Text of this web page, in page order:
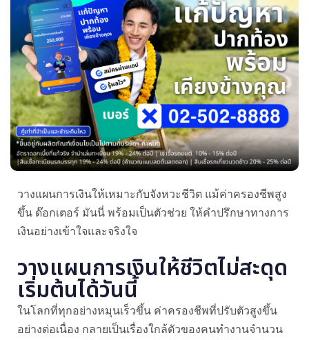
วางแผนการเงินให้เหมาะกับจังหวะชีวิต แม้ค่าครองชีพสูง
ขึ้น ด๊อกเตอร์ มันนี่ พร้อมเป็นตัวช่วย ให้คำปรึกษาทางการ
เงินอย่างเข้าใจและจริงใจ
วางแผนการเงินให้ชีวิตไม่สะดุด
เริ่มต้นได้วันนี้
ในโลกที่ทุกอย่างหมุนเร็วขึ้น ค่าครองชีพที่ปรับตัวสูงขึ้น
อย่างต่อเนื่อง กลายเป็นเรื่องใกล้ตัวของคนทำงานจำนวน